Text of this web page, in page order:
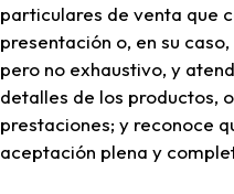
particulares de venta que
presentación o, en su
pero no exhaustivo, y
detalles de los productos,
prestaciones; y reconoce
aceptación plena y